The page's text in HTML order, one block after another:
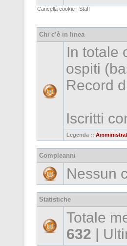
Cancella cookie | Staff
Chi c’è in linea
In totale
ospiti
Record
Iscritti
Legenda ::
Compleanni
Nessun
Statistiche
Totale
632 |